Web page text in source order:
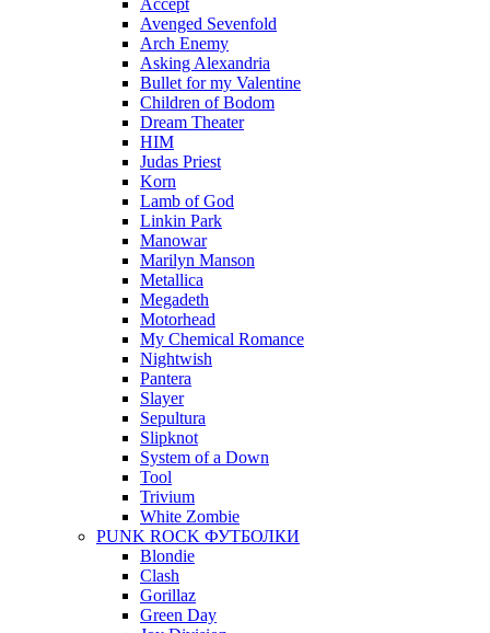
Accept
Avenged Sevenfold
Arch Enemy
Asking Alexandria
Bullet for my Valentine
Children of Bodom
Dream Theater
HIM
Judas Priest
Korn
Lamb of God
Linkin Park
Manowar
Marilyn Manson
Metallica
Megadeth
Motorhead
My Chemical Romance
Nightwish
Pantera
Slayer
Sepultura
Slipknot
System of a Down
Tool
Trivium
White Zombie
PUNK ROCK ФУТБОЛКИ
Blondie
Clash
Gorillaz
Green Day